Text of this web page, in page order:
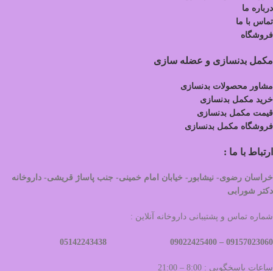
درباره ما
تماس با ما
فروشگاه
مکمل بدنسازی و عضله سازی
مشاور محصولات بدنسازی
خرید مکمل بدنسازی
قیمت مکمل بدنسازی
فروشگاه مکمل بدنسازی
ارتباط با ما :
خراسان رضوی- نیشابور- خیابان امام خمینی- جنب پاساژ قریشی- داروخانه
دکتر شورابی
شماره تماس و پشتیبانی داروخانه آنلاین :
09157023060 –
ساعات پاسخگویی : 8:00 – 21:00